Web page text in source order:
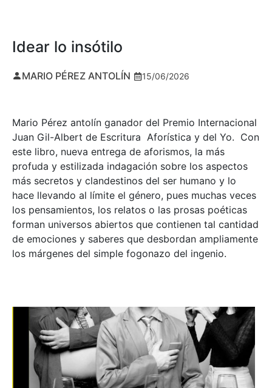
Idear lo insótilo
MARIO PÉREZ ANTOLÍN 15/06/2026
Mario Pérez antolín ganador del Premio Internacional
Juan Gil-Albert de Escritura Aforística y del Yo. Con
este libro, nueva entrega de aforismos, la más
profuda y estilizada indagación sobre los aspectos
más secretos y clandestinos del ser humano y lo
hace llevando al límite el género, pues muchas veces
los pensamientos, los relatos o las prosas poéticas
forman universos abiertos que contienen tal cantidad
de emociones y saberes que desbordan ampliamente
los márgenes del simple fogonazo del ingenio.